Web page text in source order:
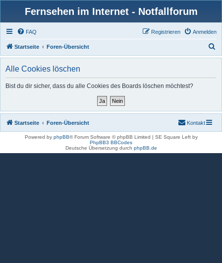
Fernsehen im Internet - Notfallforum
FAQ Anmelden
Registrieren
Startseite Foren-Übersicht
u
Alle Cookies löschen
Bist du dir sicher, dass du alle Cookies des Boards löschen möchtest?
Startseite Foren-Übersicht Kontakt
Powered by phpBB® Forum Software © phpBB Limited | SE Square Left by
PhpBB3 BBCodes
Deutsche Übersetzung durch phpBB.de